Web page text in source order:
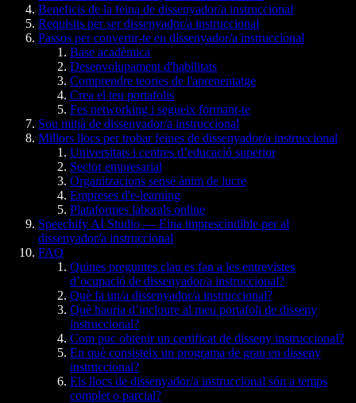
Beneficis de la feina de dissenyador/a instruccional
Requisits per ser dissenyador/a instruccional
Passos per convertir-te en dissenyador/a instruccional
Base acadèmica
Desenvolupament d'habilitats
Comprendre teories de l'aprenentatge
Crea el teu portafolis
Fes networking i segueix formant-te
Sou mitjà de dissenyador/a instruccional
Millors llocs per trobar feines de dissenyador/a instruccional
Universitats i centres d’educació superior
Sector empresarial
Organitzacions sense ànim de lucre
Empreses d'e-learning
Plataformes laborals online
Speechify AI Studio — Eina imprescindible per al
dissenyador/a instruccional
FAQ
Quines preguntes clau es fan a les entrevistes
d’ocupació de dissenyador/a instruccional?
Què fa un/a dissenyador/a instruccional?
Què hauria d’incloure al meu portafoli de disseny
instruccional?
Com puc obtenir un certificat de disseny instruccional?
En què consisteix un programa de grau en disseny
instruccional?
Els llocs de dissenyador/a instruccional són a temps
complet o parcial?